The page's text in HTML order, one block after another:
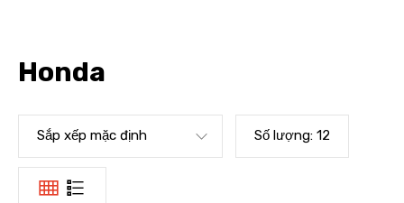
Honda
Sắp xếp mặc định Số lượng: 12